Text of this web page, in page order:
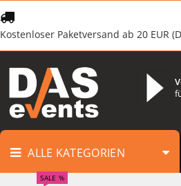
Kostenloser Paketversand ab 20 EUR
ALLE KATEGORIEN
SALE %